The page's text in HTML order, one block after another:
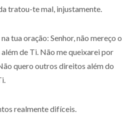
tratou-te mal, injustamente.
tua oração: Senhor, não mereço o
de Ti. Não me queixarei por
quero outros direitos além do
realmente difíceis.